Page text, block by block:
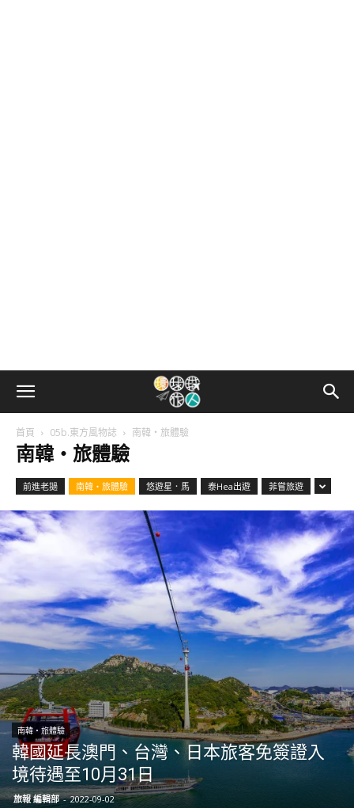
首頁 05b.東方風物誌 南韓・旅體驗
南韓・旅體驗
前進老撾 南韓・旅體驗 悠遊星．馬 泰Hea出遊 菲嘗旅遊
南韓・旅體驗
韓國延長澳門、台灣、日本旅客免簽證入
境待遇至10月31日
旅報 編輯部 - 2022-09-02